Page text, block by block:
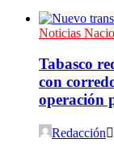
Noticias
Tabasco
con
operación
Redacción